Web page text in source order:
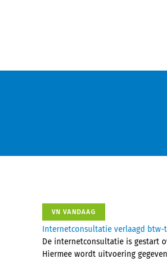
VN VANDAAG
Internetconsultatie verlaagd
De internetconsultatie is gestart
Hiermee wordt uitvoering